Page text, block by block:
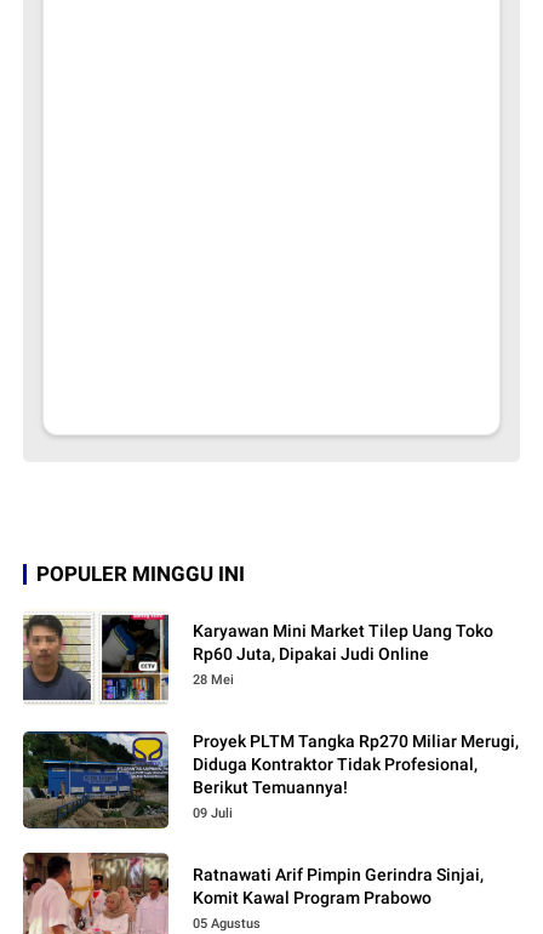
POPULER MINGGU INI
Karyawan Mini Market Tilep Uang Toko
Rp60 Juta, Dipakai Judi Online
28 Mei
Proyek PLTM Tangka Rp270 Miliar Merugi,
Diduga Kontraktor Tidak Profesional,
Berikut Temuannya!
09 Juli
Ratnawati Arif Pimpin Gerindra Sinjai,
Komit Kawal Program Prabowo
05 Agustus